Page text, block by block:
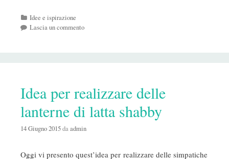
Categorie
Idee e ispirazione
Lascia un commento
Idea per realizzare delle
lanterne di latta shabby
14 Giugno 2015daadmin
Oggi vi presento quest’idea per realizzare delle simpatiche